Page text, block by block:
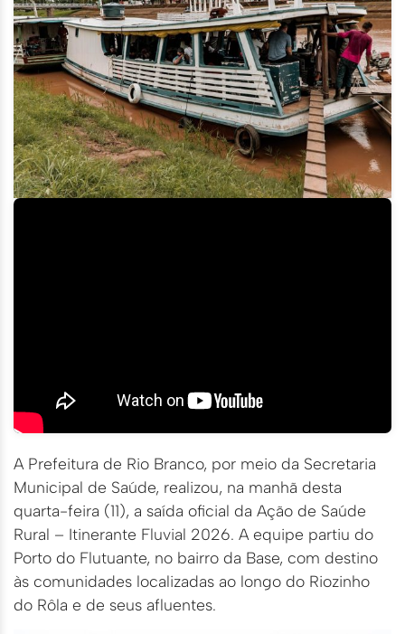
A Prefeitura de Rio Branco, por meio da Secretaria
Municipal de Saúde, realizou, na manhã desta
quarta-feira (11), a saída oficial da Ação de Saúde
Rural – Itinerante Fluvial 2026. A equipe partiu do
Porto do Flutuante, no bairro da Base, com destino
às comunidades localizadas ao longo do Riozinho
do Rôla e de seus afluentes.